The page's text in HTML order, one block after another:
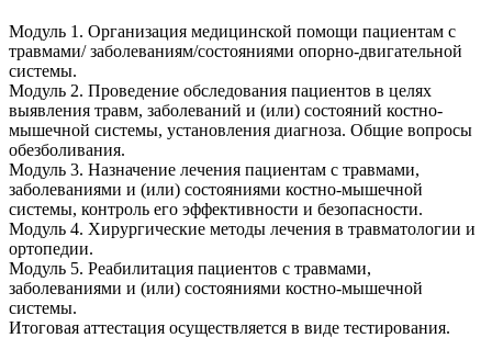
Модуль 1. Организация медицинской помощи пациентам с
травмами/ заболеваниям/состояниями опорно-двигательной
системы.
Модуль 2. Проведение обследования пациентов в целях
выявления травм, заболеваний и (или) состояний костно-
мышечной системы, установления диагноза. Общие вопросы
обезболивания.
Модуль 3. Назначение лечения пациентам с травмами,
заболеваниями и (или) состояниями костно-мышечной
системы, контроль его эффективности и безопасности.
Модуль 4. Хирургические методы лечения в травматологии и
ортопедии.
Модуль 5. Реабилитация пациентов с травмами,
заболеваниями и (или) состояниями костно-мышечной
системы.
Итоговая аттестация осуществляется в виде тестирования.